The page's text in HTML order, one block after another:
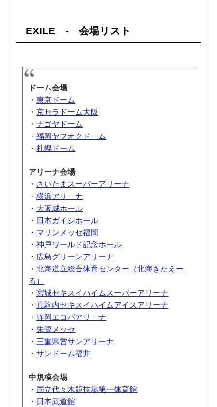
EXILE - 会場リスト
ドーム会場
・東京ドーム
・京セラドーム大阪
・ナゴヤドーム
・福岡ヤフオクドーム
・札幌ドーム
アリーナ会場
・ さいたまスーパーアリーナ
・横浜アリーナ
・ 大阪城ホール
・ 日本ガイシホール
・ マリンメッセ福岡
・神戸ワールド記念ホール
・ 広島グリーンアリーナ
・北海道立総合体育センター（北海きたえー
る）
・宮城セキスイハイムスーパーアリーナ
・真駒内セキスイハイムアイスアリーナ
・静岡エコパアリーナ
・朱鷺メッセ
・ 三重県営サンアリーナ
・サンドーム福井
中規模会場
・ 国立代々木競技場第一体育館
・ 日本武道館